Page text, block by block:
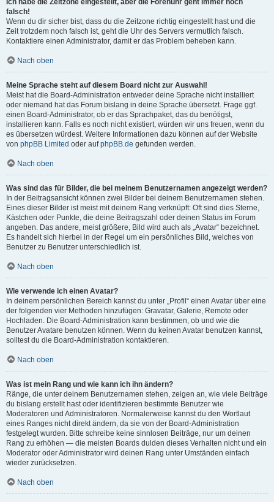
Ich habe die Zeitzone eingestellt, aber die Forenuhr geht immer noch
falsch!
Wenn du dir sicher bist, dass du die Zeitzone richtig eingestellt hast und die
Zeit trotzdem noch falsch ist, geht die Uhr des Servers vermutlich falsch.
Kontaktiere einen Administrator, damit er das Problem beheben kann.
Nach oben
Meine Sprache steht auf diesem Board nicht zur Auswahl!
Meist hat die Board-Administration entweder deine Sprache nicht installiert
oder niemand hat das Forum bislang in deine Sprache übersetzt. Frage ggf.
einen Board-Administrator, ob er das Sprachpaket, das du benötigst,
installieren kann. Falls es noch nicht existiert, würden wir uns freuen, wenn du
es übersetzen würdest. Weitere Informationen dazu können auf der Website
von phpBB Limited oder aufphpBB.de gefunden werden.
Nach oben
Was sind das für Bilder, die bei meinem Benutzernamen angezeigt werden?
In der Beitragsansicht können zwei Bilder bei deinem Benutzernamen stehen.
Eines dieser Bilder ist meist mit deinem Rang verknüpft: Oft sind dies Sterne,
Kästchen oder Punkte, die deine Beitragszahl oder deinen Status im Forum
angeben. Das andere, meist größere, Bild wird auch als „Avatar“ bezeichnet.
Es handelt sich hierbei in der Regel um ein persönliches Bild, welches von
Benutzer zu Benutzer unterschiedlich ist.
Nach oben
Wie verwende ich einen Avatar?
In deinem persönlichen Bereich kannst du unter „Profil“ einen Avatar über eine
der folgenden vier Methoden hinzufügen: Gravatar, Galerie, Remote oder
Hochladen. Die Board-Administration kann bestimmen, ob und wie die
Benutzer Avatare benutzen können. Wenn du keinen Avatar benutzen kannst,
solltest du die Board-Administration kontaktieren.
Nach oben
Was ist mein Rang und wie kann ich ihn ändern?
Ränge, die unter deinem Benutzernamen stehen, zeigen an, wie viele Beiträge
du bislang erstellt hast oder identifizieren bestimmte Benutzer wie
Moderatoren und Administratoren. Normalerweise kannst du den Wortlaut
eines Ranges nicht direkt ändern, da sie von der Board-Administration
festgelegt wurden. Bitte schreibe keine sinnlosen Beiträge, nur um deinen
Rang zu erhöhen — die meisten Boards dulden dieses Verhalten nicht und ein
Moderator oder Administrator wird deinen Rang unter Umständen einfach
wieder zurücksetzen.
Nach oben